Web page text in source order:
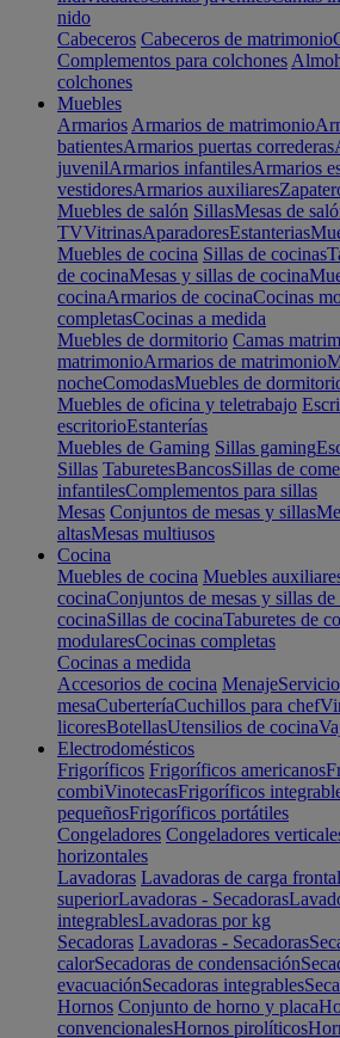
nido
Cabeceros Cabeceros de matrimonio
Complementos para colchones
colchones
Muebles
Armarios Armarios de matrimonio
batientesArmarios puertas correderas
juvenilArmarios infantilesArmarios
vestidoresArmarios auxiliares
Muebles de salón SillasMesas de
TVVitrinasAparadoresEstanterias
Muebles de cocina Sillas de cocinas
de cocinaMesas y sillas de cocina
cocinaArmarios de cocinaCocinas
completasCocinas a medida
Muebles de dormitorio Camas
matrimonioArmarios de matrimonio
nocheComodasMuebles de
Muebles de oficina y teletrabajo
escritorioEstanterías
Muebles de Gaming Sillas gaming
Sillas TaburetesBancosSillas de
infantilesComplementos para sillas
Mesas Conjuntos de mesas y sillas
altasMesas multiusos
Cocina
Muebles de cocina Muebles
cocinaConjuntos de mesas y sillas de
cocinaSillas de cocinaTaburetes de
modularesCocinas completas
Cocinas a medida
Accesorios de cocina Menaje
mesaCuberteríaCuchillos para chef
licoresBotellasUtensilios de cocina
Electrodomésticos
Frigoríficos Frigoríficos americanos
combiVinotecasFrigoríficos
pequeñosFrigoríficos portátiles
Congeladores Congeladores
horizontales
Lavadoras Lavadoras de carga frontal
superiorLavadoras - Secadoras
integrablesLavadoras por kg
Secadoras Lavadoras - Secadoras
calorSecadoras de condensación
evacuaciónSecadoras integrables
Hornos Conjunto de horno y placa
convencionalesHornos pirolíticos